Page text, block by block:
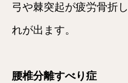
弓や棘突起が疲労骨折
れが出ます。
腰椎分離すべり症